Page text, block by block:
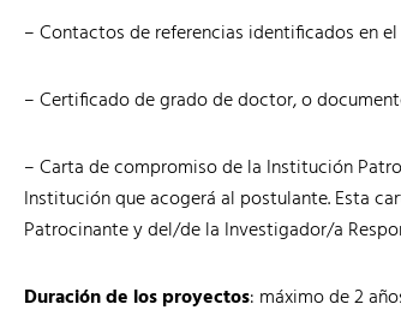
– Contactos de referencias identificados en
– Certificado de grado de doctor, o
– Carta de compromiso de la Institución
Institución que acogerá al postulante. Esta
Patrocinante y del/de la Investigador/a
Duración de los proyectos: máximo de 2